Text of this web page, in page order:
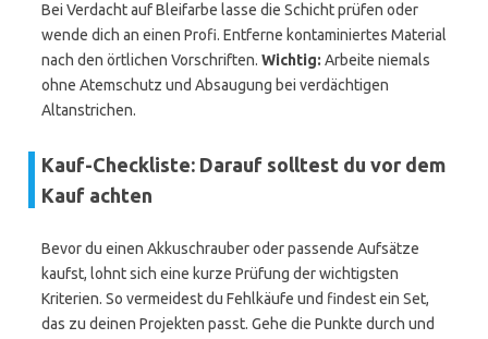
Bei Verdacht auf Bleifarbe lasse die Schicht prüfen oder
wende dich an einen Profi. Entferne kontaminiertes Material
nach den örtlichen Vorschriften. Wichtig: Arbeite niemals
ohne Atemschutz und Absaugung bei verdächtigen
Altanstrichen.
Kauf-Checkliste: Darauf solltest du vor dem
Kauf achten
Bevor du einen Akkuschrauber oder passende Aufsätze
kaufst, lohnt sich eine kurze Prüfung der wichtigsten
Kriterien. So vermeidest du Fehlkäufe und findest ein Set,
das zu deinen Projekten passt. Gehe die Punkte durch und